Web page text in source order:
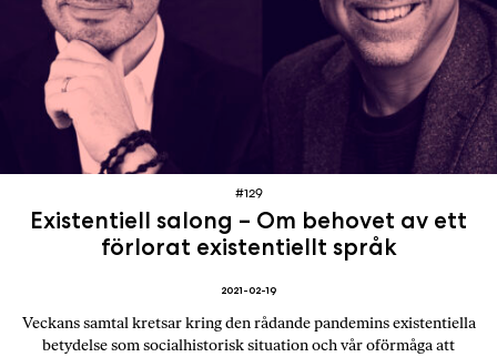
2021-02-19
Existentiell salong – Om behovet av ett
förlorat existentiellt språk
#129
Veckans samtal kretsar kring den rådande pandemins existentiella
betydelse som socialhistorisk situation och vår oförmåga att